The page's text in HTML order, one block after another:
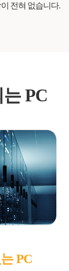
전혀 없습니다.
PC
PC